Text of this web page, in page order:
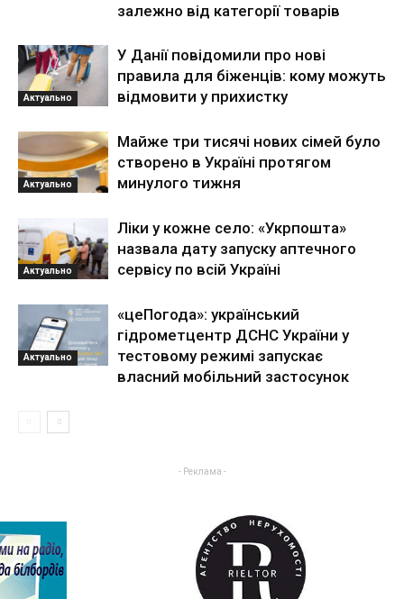
залежно від категорії товарів
Актуально
У Данії повідомили про нові
правила для біженців: кому можуть
відмовити у прихистку
Актуально
Майже три тисячі нових сімей було
створено в Україні протягом
минулого тижня
Актуально
Ліки у кожне село: «Укрпошта»
назвала дату запуску аптечного
сервісу по всій Україні
Актуально
«цеПогода»: український
гідрометцентр ДСНС України у
тестовому режимі запускає
власний мобільний застосунок
- Реклама -